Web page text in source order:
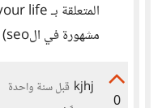
مشهورة في الseo)
0
kjhj قبل سنة واحدة